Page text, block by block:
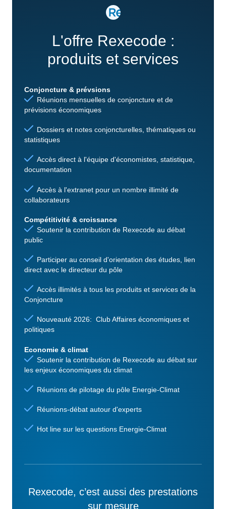
L'offre Rexecode :
produits et services
Conjoncture & prévsions
Réunions mensuelles de conjoncture et de
prévisions économiques
Dossiers et notes conjoncturelles, thématiques ou
statistiques
Accès direct à l'équipe d'économistes, statistique,
documentation
Accès à l'extranet pour un nombre illimité de
collaborateurs
Compétitivité & croissance
Soutenir la contribution de Rexecode au débat
public
Participer au conseil d'orientation des études, lien
direct avec le directeur du pôle
Accès illimités à tous les produits et services de la
Conjoncture
Nouveauté 2026: Club Affaires économiques et
politiques
Economie & climat
Soutenir la contribution de Rexecode au débat sur
les enjeux économiques du climat
Réunions de pilotage du pôle Energie-Climat
Réunions-débat autour d'experts
Hot line sur les questions Energie-Climat
Rexecode, c’est aussi des prestations
sur mesure